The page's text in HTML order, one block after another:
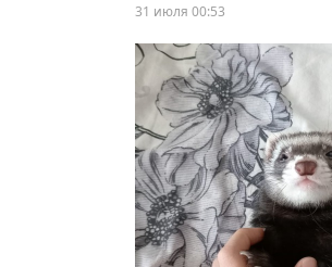
31 июля 00:53